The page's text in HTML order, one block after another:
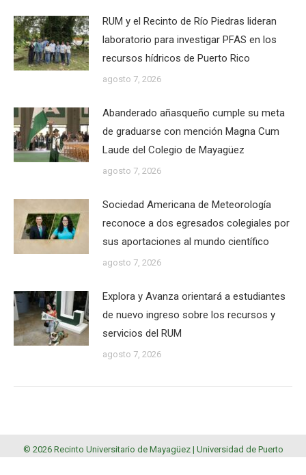
RUM y el Recinto de Río Piedras lideran
laboratorio para investigar PFAS en los
recursos hídricos de Puerto Rico
agosto 7, 2026
Abanderado añasqueño cumple su meta
de graduarse con mención Magna Cum
Laude del Colegio de Mayagüez
agosto 7, 2026
Sociedad Americana de Meteorología
reconoce a dos egresados colegiales por
sus aportaciones al mundo científico
agosto 7, 2026
Explora y Avanza orientará a estudiantes
de nuevo ingreso sobre los recursos y
servicios del RUM
agosto 7, 2026
© 2026 Recinto Universitario de Mayagüez | Universidad de Puerto